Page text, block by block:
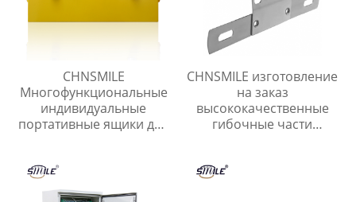
CHNSMILE
Многофункциональные
индивидуальные
портативные ящики для
Металлический ящик
для инструментов.
CHNSMILE изготовление
на заказ
высококачественные
гибочные части